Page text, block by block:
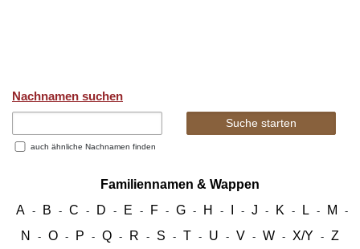
Nachnamen suchen
auch ähnliche Nachnamen finden
Familiennamen & Wappen
A - B - C - D - E - F - G - H - - J - K - L - M -
N - O - P - Q - R - S - T - U - V - W - X/Y - Z